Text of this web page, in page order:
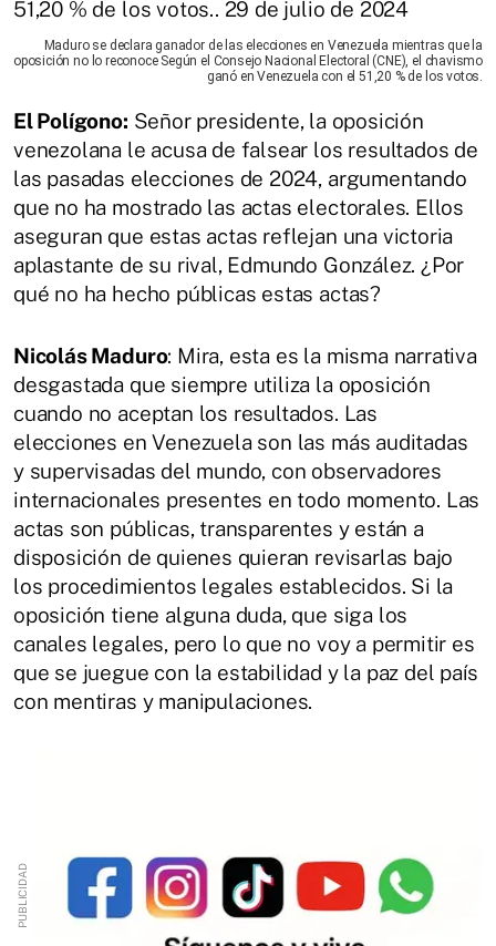
Maduro se declara ganador de las elecciones en Venezuela mientras que la
oposición no lo reconoce Según el Consejo Nacional Electoral (CNE), el chavismo
ganó en Venezuela con el 51,20 % de los votos.
El Polígono: Señor presidente, la oposición
venezolana le acusa de falsear los resultados de
las pasadas elecciones de 2024, argumentando
que no ha mostrado las actas electorales. Ellos
aseguran que estas actas reflejan una victoria
aplastante de su rival, Edmundo González. ¿Por
qué no ha hecho públicas estas actas?
Nicolás Maduro: Mira, esta es la misma narrativa
desgastada que siempre utiliza la oposición
cuando no aceptan los resultados. Las
elecciones en Venezuela son las más auditadas
y supervisadas del mundo, con observadores
internacionales presentes en todo momento. Las
actas son públicas, transparentes y están a
disposición de quienes quieran revisarlas bajo
los procedimientos legales establecidos. Si la
oposición tiene alguna duda, que siga los
canales legales, pero lo que no voy a permitir es
que se juegue con la estabilidad y la paz del país
con mentiras y manipulaciones.